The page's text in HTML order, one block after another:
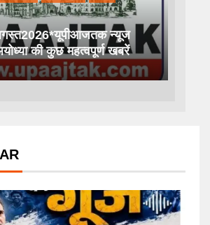
न्यूज
की कुछ महत्वपूर्ण खबरें